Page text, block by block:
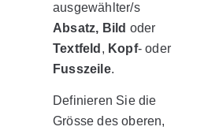
ausgewählter/s
Absatz, Bild oder
Textfeld , Kopf- oder
Fusszeile.
Definieren Sie die
Grösse des oberen,